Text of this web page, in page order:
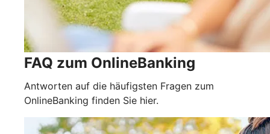
FAQ zum OnlineBanking
Antworten auf die häufigsten Fragen zum
OnlineBanking finden Sie hier.